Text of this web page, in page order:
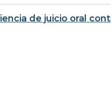
de juicio oral